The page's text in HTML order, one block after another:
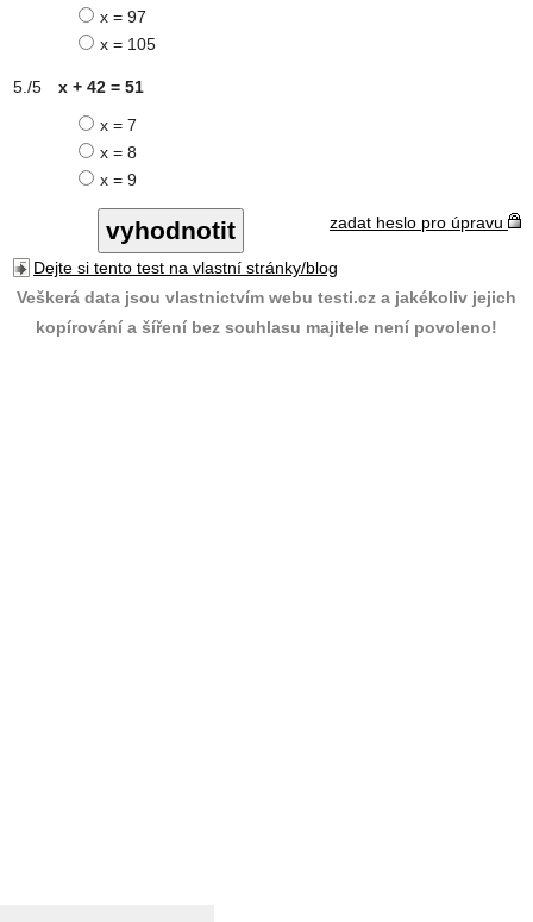
x = 97
x = 105
x + 42 = 51
x = 7
x = 8
x = 9
zadat heslo pro úpravu
Dejte si tento test na vlastní stránky/blog
Veškerá data jsou vlastnictvím webu testi.cz a jakékoliv jejich
kopírování a šíření bez souhlasu majitele není povoleno!